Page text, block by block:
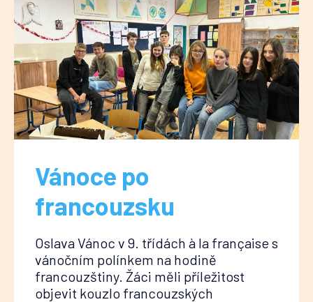
Vánoce po
francouzsku
Oslava Vánoc v 9. třídách à la française s
vánočním polínkem na hodině
francouzštiny. Žáci měli příležitost
objevit kouzlo francouzských